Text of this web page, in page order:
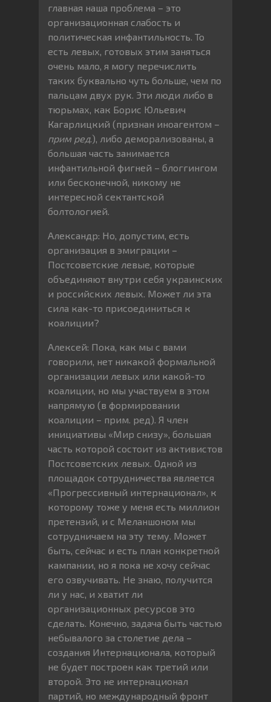
главная наша проблема – это
организационная слабость и
политическая инфантильность. То
есть левых, готовых этим заняться
очень мало, я могу перечислить
таких буквально чуть больше, чем по
пальцам двух рук. Эти люди либо в
тюрьмах, как Борис Юльевич
Кагарлицкий (признан иноагентом –
прим ред.), либо деморализованы, а
большая часть занимается
инфантильной фигней – блоггингом
или бесконечной, никому не
интересной сектантской
болтологией.
Александр: Но, допустим, есть
организация в эмиграции –
Постсоветские левые, которые
объединяют внутри себя украинских
и российских левых. Может ли эта
сила как-то присоединиться к
коалиции?
Алексей: Пока, как мы с вами
говорили, нет никакой формальной
организации левых или какой-то
коалиции, но мы участвуем в этом
напрямую (в формировании
коалиции – прим. ред). Я член
инициативы «Мир снизу», большая
часть которой состоит из активистов
Постсоветских левых. Одной из
площадок сотрудничества является
«Прогрессивный интернационал», к
которому тоже у меня есть миллион
претензий, и с Меланшоном мы
сотрудничаем на эту тему. Может
быть, сейчас и есть план конкретной
кампании, но я пока не хочу сейчас
его озвучивать. Не знаю, получится
ли у нас, и хватит ли
организационных ресурсов это
сделать. Конечно, задача быть частью
небывалого за столетие дела –
создания Интернационала, который
не будет построен как третий или
второй. Это не интернационал
партий, но международный фронт